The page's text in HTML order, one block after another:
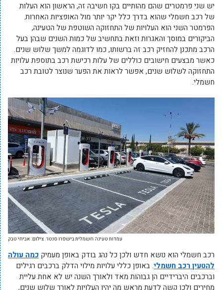
יש שני פרמטרים שהם מהותיים בקו חשיבה זה, הראשון הוא העלות
של רכב חשמלי שהוא בדרך כלל יקר יותר מול האופציות האחרות.
הפרמטר השני הוא העלויות של התחזוקה השוטפת של הטעינה,
הביקורים במוסך והאגרות וזאת בתחשיב של כמות השנים שבהן בעל
הרכב מתכנן להחזיק רכב זה ברשותו, כמו לדוגמה למשך שלוש שנים.
כאשר מבצעים חישובים כוללים של עלות רכישת רכב בתוספת עלויות
התחזוקה לשלוש שנים, אפשר לראות את הפער שנוצר לטובת רכב
חשמלי.
עמדות טעינה חשמלית בישפרו סנטר. צילום: אביחי טבק
רכב חשמלי הוא נושא חדש ולכן כל נהג בודק באופן מעמיק כמה עולה
להטעין רכב חשמלי. באופן כללי עלויות מילוי הדלק ברכבים רגילים
וברכבים היברידיים הן גבוהות מאד ולאורך השנה יש לא אחת עליית
מחירים ולכן קשה לדעת מראש מה יהיו העלויות לאורך שלוש שנים,